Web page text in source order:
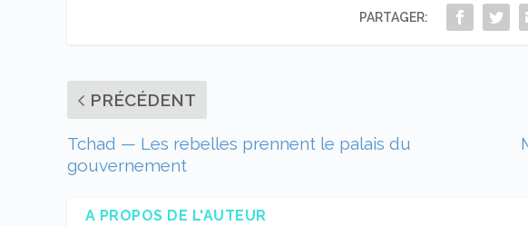
PARTAGER:
PRÉCÉDENT
Tchad — Les rebelles prennent le palais du
gouvernement
A PROPOS DE L'AUTEUR